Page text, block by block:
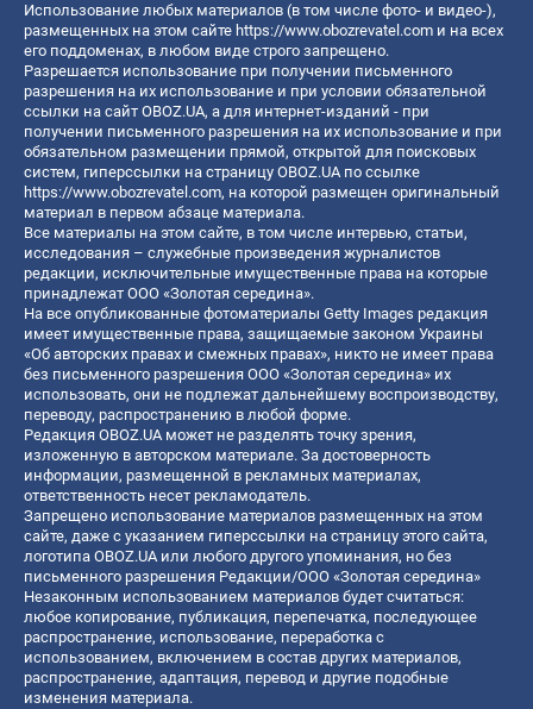
Использование любых материалов (в том числе фото- и видео-),
размещенных на этом сайте https://www.obozrevatel.com и на всех
его поддоменах, в любом виде строго запрещено.
Разрешается использование при получении письменного
разрешения на их использование и при условии обязательной
ссылки на сайт OBOZ.UA, а для интернет-изданий - при
получении письменного разрешения на их использование и при
обязательном размещении прямой, открытой для поисковых
систем, гиперссылки на страницу OBOZ.UA по ссылке
https://www.obozrevatel.com, на которой размещен оригинальный
материал в первом абзаце материала.
Все материалы на этом сайте, в том числе интервью, статьи,
исследования – служебные произведения журналистов
редакции, исключительные имущественные права на которые
принадлежат ООО «Золотая середина».
На все опубликованные фотоматериалы Getty Images редакция
имеет имущественные права, защищаемые законом Украины
«Об авторских правах и смежных правах», никто не имеет права
без письменного разрешения ООО «Золотая середина» их
использовать, они не подлежат дальнейшему воспроизводству,
переводу, распространению в любой форме.
Редакция OBOZ.UA может не разделять точку зрения,
изложенную в авторском материале. За достоверность
информации, размещенной в рекламных материалах,
ответственность несет рекламодатель.
Запрещено использование материалов размещенных на этом
сайте, даже с указанием гиперссылки на страницу этого сайта,
логотипа OBOZ.UA или любого другого упоминания, но без
письменного разрешения Редакции/ООО «Золотая середина»
Незаконным использованием материалов будет считаться:
любое копирование, публикация, перепечатка, последующее
распространение, использование, переработка с
использованием, включением в состав других материалов,
распространение, адаптация, перевод и другие подобные
изменения материала.